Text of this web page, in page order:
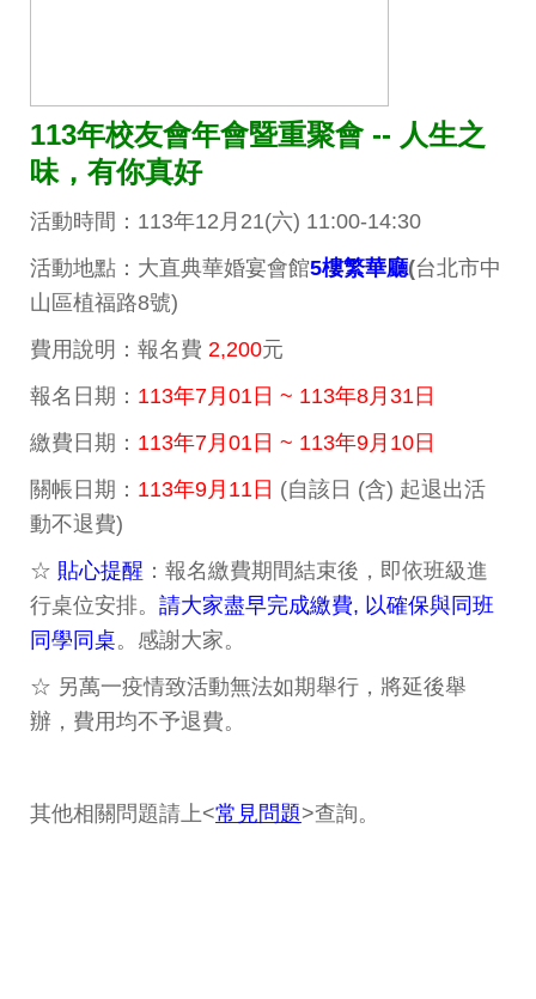
113年校友會年會暨重聚會 -- 人生之
味，有你真好
活動時間：113年12月21(六) 11:00-14:30
活動地點：大直典華婚宴會館5樓繁華廳(台北市中
山區植福路8號)
費用說明：報名費 2,200元
報名日期： 113年7月01日 ~ 113年8月31日
繳費日期： 113年7月01日 ~ 113年9月10日
關帳日期： 113年9月11日 (自該日 (含) 起退出活
動不退費)
☆ 貼心提醒 ：報名繳費期間結束後，即依班級進
行桌位安排。 請大家盡早完成繳費, 以確保與同班
同學同桌。感謝大家。
☆ 另萬一疫情致活動無法如期舉行，將延後舉
辦，費用均不予退費。
其他相關問題請上<常見問題>查詢。